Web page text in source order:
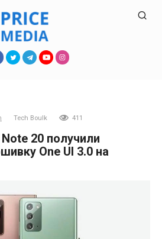
Tech Boulk 411
20 получили
One UI 3.0 на